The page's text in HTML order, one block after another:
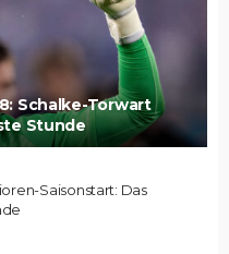
Schalke-Torwart
Stunde
Saisonstart: Das